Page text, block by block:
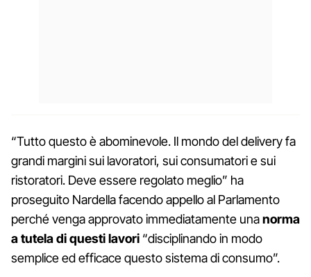
“Tutto questo è abominevole. Il mondo del delivery fa
grandi margini sui lavoratori, sui consumatori e sui
ristoratori. Deve essere regolato meglio” ha
proseguito Nardella facendo appello al Parlamento
perché venga approvato immediatamente unanorma
a tutela di questi lavori “disciplinando in modo
semplice ed efficace questo sistema di consumo”.